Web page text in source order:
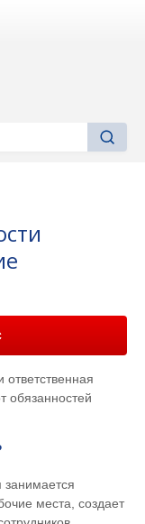
обязанностей
места, создает